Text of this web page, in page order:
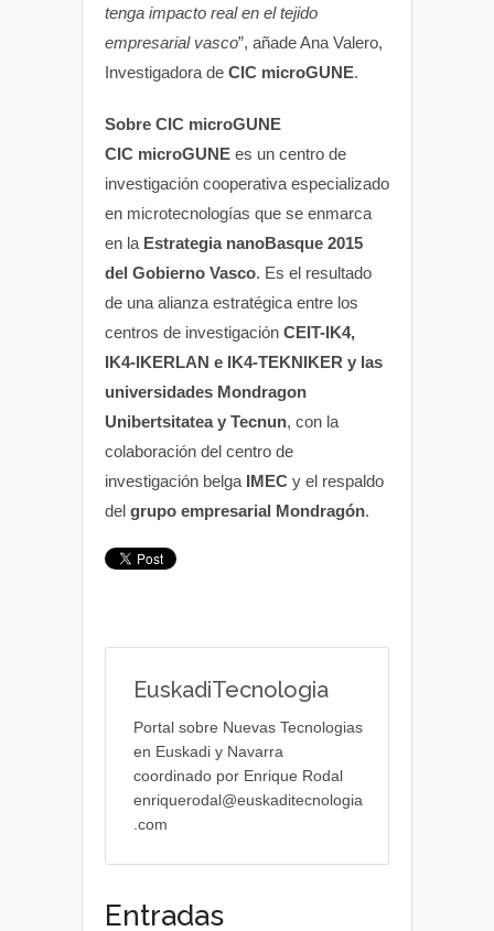
tenga impacto real en el tejido
empresarial vasco”, añade Ana Valero,
Investigadora de CIC microGUNE.
Sobre CIC microGUNE
CIC microGUNE es un centro de
investigación cooperativa especializado
en microtecnologías que se enmarca
en la Estrategia nanoBasque 2015
del Gobierno Vasco. Es el resultado
de una alianza estratégica entre los
centros de investigación CEIT-IK4,
IK4-IKERLAN e IK4-TEKNIKER y las
universidades Mondragon
Unibertsitatea y Tecnun, con la
colaboración del centro de
investigación belga IMEC y el respaldo
del grupo empresarial Mondragón.
EuskadiTecnologia
Portal sobre Nuevas Tecnologias
en Euskadi y Navarra
coordinado por Enrique Rodal
enriquerodal@euskaditecnologia
.com
Entradas